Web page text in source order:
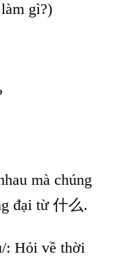
gì?)
mà chúng
đại từ 什么.
: Hỏi về thời